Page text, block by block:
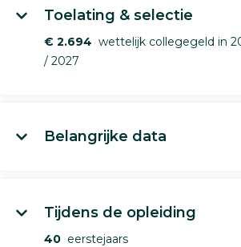
Toelating & selectie
€ 2.694 wettelijk collegegeld in
/ 2027
Belangrijke data
Tijdens de opleiding
40 eerstejaars